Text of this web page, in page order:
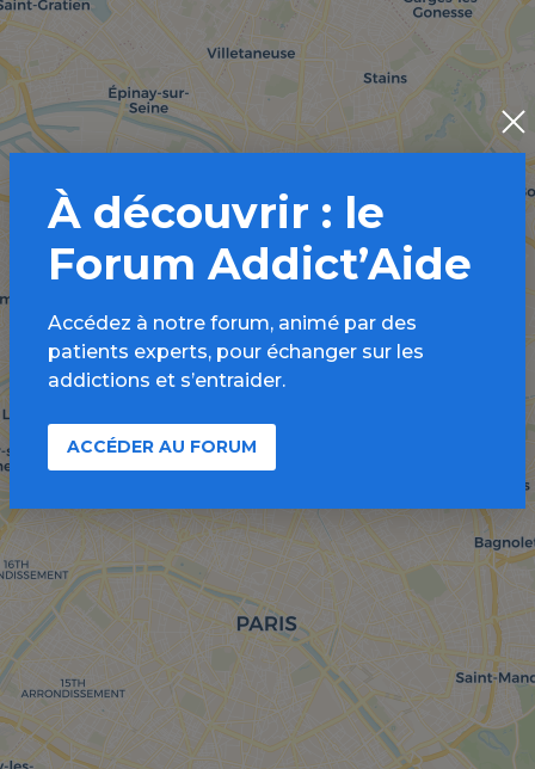
À découvrir : le
Forum Addict’Aide
Accédez à notre forum, animé par des
patients experts, pour échanger sur les
addictions et s’entraider.
ACCÉDER AU FORUM